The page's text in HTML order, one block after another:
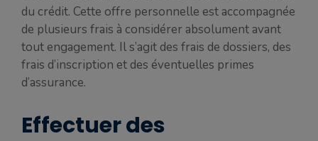
du crédit. Cette offre personnelle est accompagnée
de plusieurs frais à considérer absolument avant
tout engagement. Il s’agit des frais de dossiers, des
frais d’inscription et des éventuelles primes
d’assurance.
Effectuer des